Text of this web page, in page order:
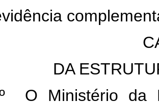
DA
O Ministério da